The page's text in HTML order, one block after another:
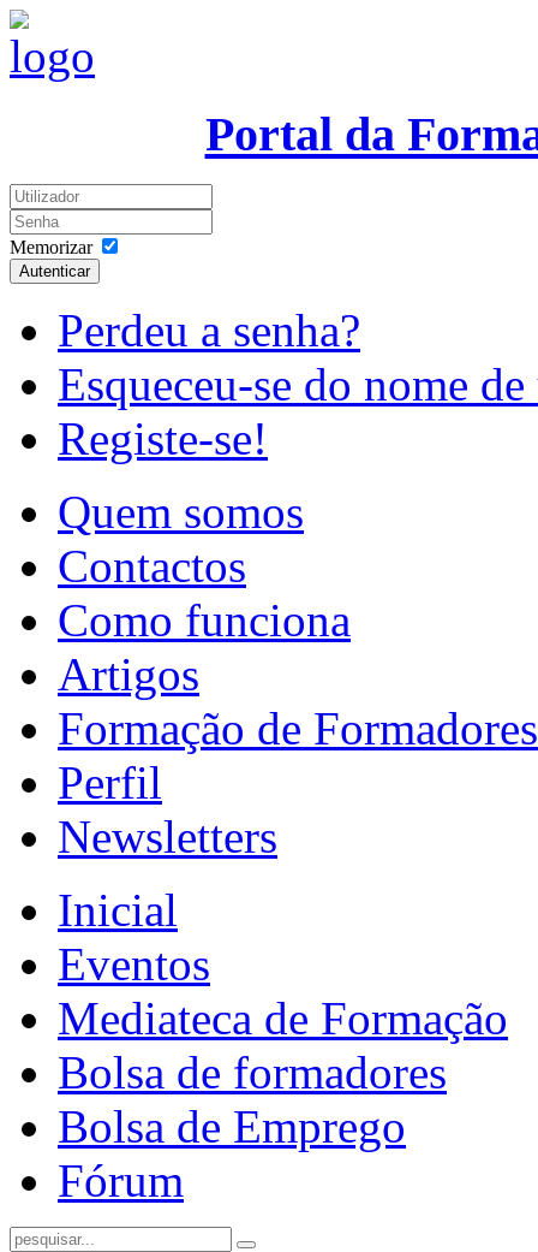
Portal da
Memorizar
Autenticar
Perdeu a senha?
Esqueceu-se do nome
Registe-se!
Quem somos
Contactos
Como funciona
Artigos
Formação de Formadores
Perfil
Newsletters
Inicial
Eventos
Mediateca de Formação
Bolsa de formadores
Bolsa de Emprego
Fórum